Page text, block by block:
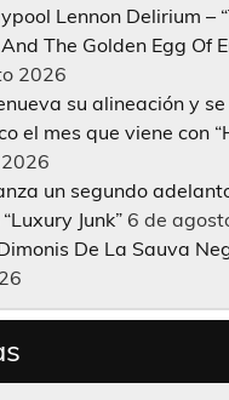
Lennon Delirium –
The Golden Egg Of
2026
su alineación y
el mes que viene con
un segundo
Junk” 6 de
De La Sauva